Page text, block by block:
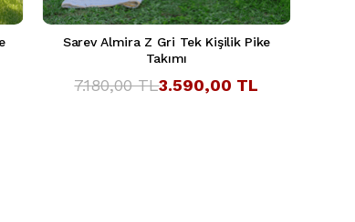
Sarev Almira Z Gri Tek Kişilik Pike
Takımı
3.590,00 TL
7.180,00 TL